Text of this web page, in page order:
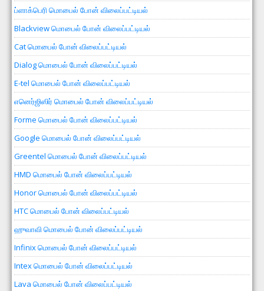
ப்ளாக்பெரி மொபைல் போன் விலைப்பட்டியல்
Blackview மொபைல் போன் விலைப்பட்டியல்
Cat மொபைல் போன் விலைப்பட்டியல்
Dialog மொபைல் போன் விலைப்பட்டியல்
E-tel மொபைல் போன் விலைப்பட்டியல்
எனெர்ஜிஸிர் மொபைல் போன் விலைப்பட்டியல்
Forme மொபைல் போன் விலைப்பட்டியல்
Google மொபைல் போன் விலைப்பட்டியல்
Greentel மொபைல் போன் விலைப்பட்டியல்
HMD மொபைல் போன் விலைப்பட்டியல்
Honor மொபைல் போன் விலைப்பட்டியல்
HTC மொபைல் போன் விலைப்பட்டியல்
ஹுவாவி மொபைல் போன் விலைப்பட்டியல்
Infinix மொபைல் போன் விலைப்பட்டியல்
Intex மொபைல் போன் விலைப்பட்டியல்
Lava மொபைல் போன் விலைப்பட்டியல்